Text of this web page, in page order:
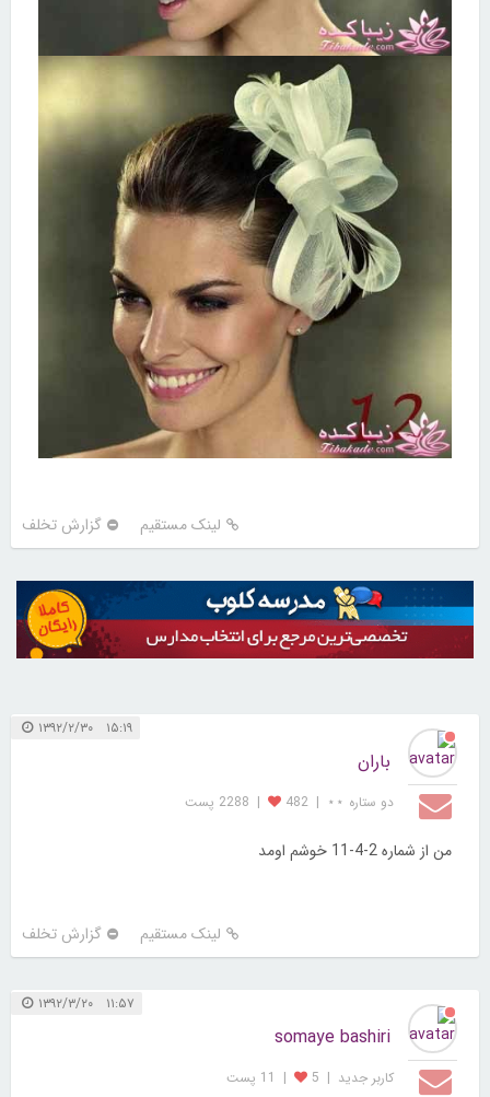
لینک مستقیم گزارش تخلف
۱۵:۱۹ ۱۳۹۲/۲/۳۰
باران
دو ستاره ⋆⋆ |
482
| 2288 پست
من از شماره 2-4-11 خوشم اومد
لینک مستقیم گزارش تخلف
۱۱:۵۷ ۱۳۹۲/۳/۲۰
somaye bashiri
کاربر جديد |
5
| 11 پست